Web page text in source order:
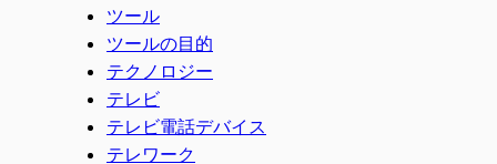
ツール
ツールの目的
テクノロジー
テレビ
テレビ電話デバイス
テレワーク